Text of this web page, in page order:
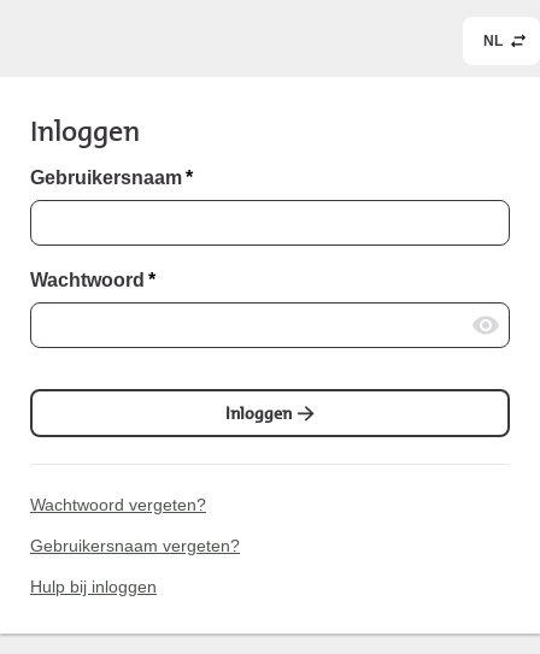
NL
Inloggen
Gebruikersnaam*
Wachtwoord *
Inloggen
Wachtwoord vergeten?
Gebruikersnaam vergeten?
Hulp bij inloggen